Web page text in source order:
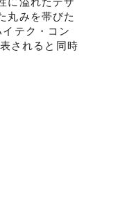
丸みを帯びた
テク・コン
されると同時